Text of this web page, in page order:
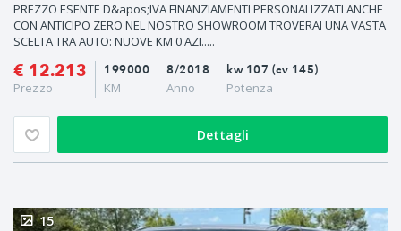
PREZZO ESENTE D&apos;IVA FINANZIAMENTI PERSONALIZZATI ANCHE
CON ANTICIPO ZERO NEL NOSTRO SHOWROOM TROVERAI UNA VASTA
SCELTA TRA AUTO: NUOVE KM 0 AZI.....
€ 12.213
Prezzo
8/2018
Anno
199000
KM
kw 107 (cv 145)
Potenza
Dettagli
15